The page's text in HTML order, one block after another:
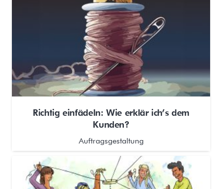
Richtig einfädeln: Wie erklär ich’s dem
Kunden?
Auftragsgestaltung